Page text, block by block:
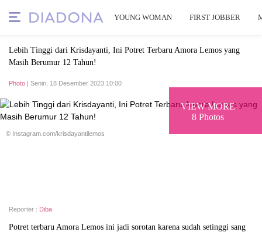
YOUNG WOMAN FIRST JOBBER
Lebih Tinggi dari Krisdayanti, Ini Potret Terbaru Amora Lemos yang
Masih Berumur 12 Tahun!
Photo | Senin, 18 Desember 2023 10:00
VIEW MORE
8 Photos
© Instagram.com/krisdayantilemos
Reporter : Diba
Potret terbaru Amora Lemos ini jadi sorotan karena sudah setinggi sang